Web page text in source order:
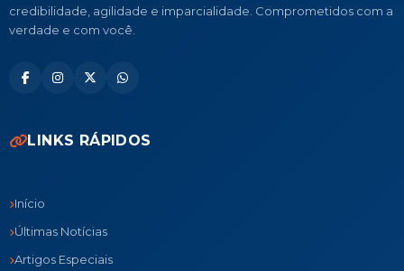
credibilidade, agilidade e imparcialidade. Comprometidos com a
verdade e com você.
LINKS RÁPIDOS
Início
Últimas Notícias
Artigos Especiais